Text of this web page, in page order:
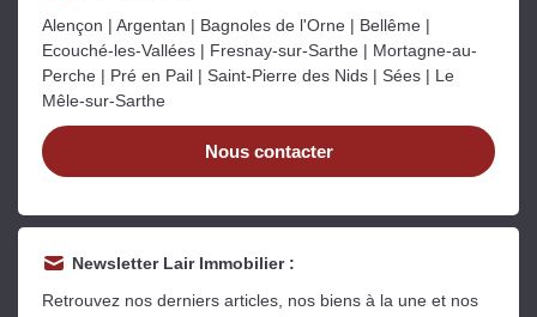
Alençon | Argentan | Bagnoles de l'Orne | Bellême |
Ecouché-les-Vallées | Fresnay-sur-Sarthe | Mortagne-au-
Perche | Pré en Pail | Saint-Pierre des Nids | Sées | Le
Mêle-sur-Sarthe
Nous contacter
Newsletter Lair Immobilier :
Retrouvez nos derniers articles, nos biens à la une et nos